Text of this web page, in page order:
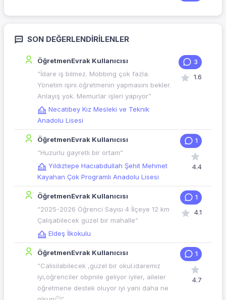
SON DEĞERLENDIRILENLER
ÖğretmenEvrak Kullanıcısı
“İdare iş bilmez. Mobbing çok fazla.
Yönetim işini öğretmenin yapmasını bekler.
Anlayış yok. Memurlar işleri yapıyor”
Necatibey Kız Mesleki ve Teknik
Anadolu Lisesi
3
1.6
ÖğretmenEvrak Kullanıcısı
“Huzurlu gayretli bir ortam”
Yıldıztepe Hacıabdullah Şehit Mehmet
Kayahan Çok Programlı Anadolu Lisesi
1
4.4
ÖğretmenEvrak Kullanıcısı
“2025-2026 Öğrenci Sayısı 4 İlçeye 12 km
Çalışabilecek güzel bir mahalle”
Eldeş İlkokulu
1
4.1
ÖğretmenEvrak Kullanıcısı
“Calisilabilecek ,güzel bir okul.idaremiz
iyi,öğrenciler obpnile geliyor iyiler, aileler
öğretmene destek oluyor iyi yani daha ne
1
4.7